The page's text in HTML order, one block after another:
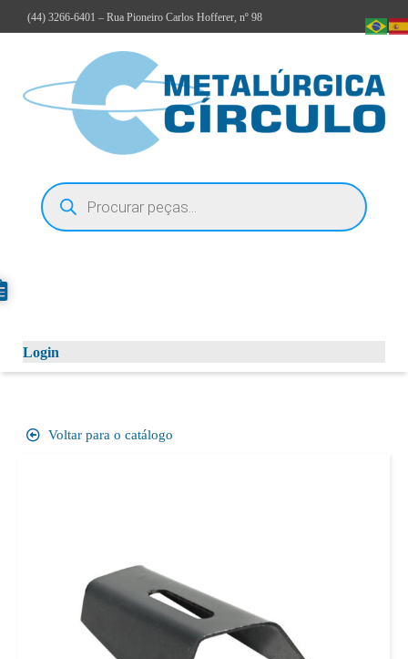
(44) 3266-6401 – Rua Pioneiro Carlos Hofferer, nº 98
Login
Voltar para o catálogo